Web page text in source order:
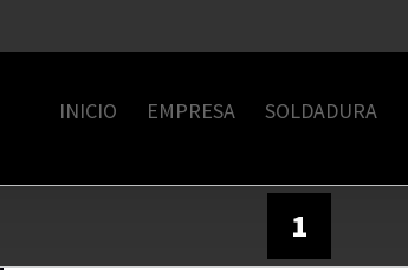
INICIO EMPRESA SOLDADURA
1